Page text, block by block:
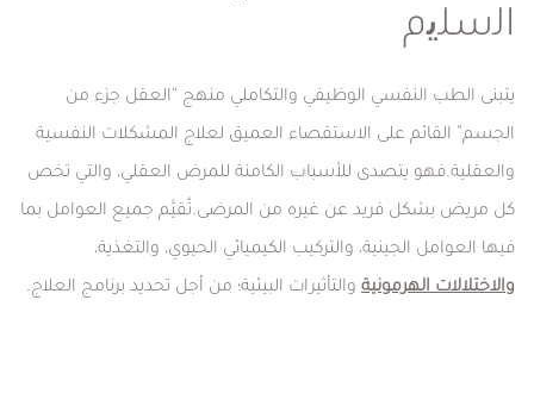
اﻟﺳﻠﯾم
يتبنى الطب النفسي الوظيفي والتكاملي منهج “العقل جزء من
الجسم” القائم على الاستقصاء العميق لعلاج المشكلات النفسية
والعقلية.فهو يتصدى للأسباب الكامنة للمرض العقلي، والتي تخص
كل مريض بشكل فريد عن غيره من المرضى.تُقيَّم جميع العوامل بما
فيها العوامل الجينية، والتركيب الكيميائي الحيوي، والتغذية،
والاختلالات الهرمونية والتأثيرات البيئية؛ من أجل تحديد برنامج العلاج.